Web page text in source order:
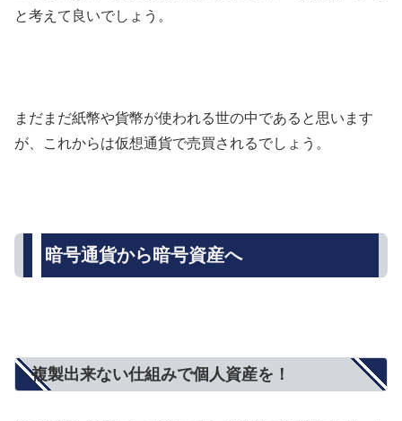
と考えて良いでしょう。
まだまだ紙幣や貨幣が使われる世の中であると思います
が、これからは仮想通貨で売買されるでしょう。
暗号通貨から暗号資産へ
複製出来ない仕組みで個人資産を！